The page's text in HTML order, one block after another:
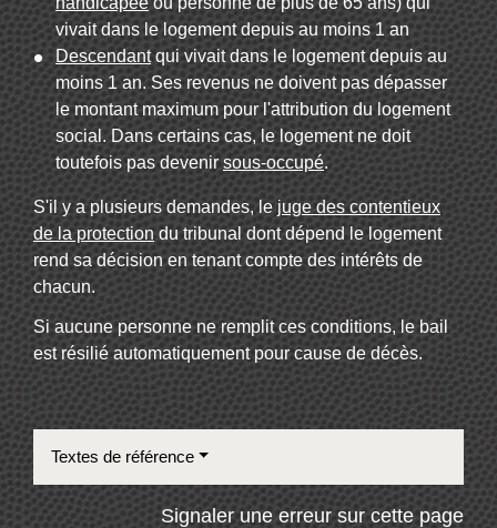
vivait dans le logement depuis au moins 1 an
Descendantqui vivait dans le logement depuis au
moins 1 an. Ses revenus ne doivent pas dépasser
le montant maximum pour l'attribution du logement
social. Dans certains cas, le logement ne doit
toutefois pas devenirsous-occupé.
S'il y a plusieurs demandes, lejuge des contentieux
de la protectiondu tribunal dont dépend le logement
rend sa décision en tenant compte des intérêts de
chacun.
Si aucune personne ne remplit ces conditions, le bail
est résilié automatiquement pour cause de décès.
Textes de référence
Signaler une erreur sur cette page